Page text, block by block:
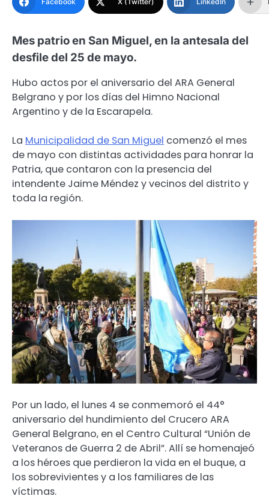
Mes patrio en San Miguel, en la antesala del
desfile del 25 de mayo.
Hubo actos por el aniversario del ARA General
Belgrano y por los días del Himno Nacional
Argentino y de la Escarapela.
La Municipalidad de San Miguel comenzó el mes
de mayo con distintas actividades para honrar la
Patria, que contaron con la presencia del
intendente Jaime Méndez y vecinos del distrito y
toda la región.
Por un lado, el lunes 4 se conmemoró el 44°
aniversario del hundimiento del Crucero ARA
General Belgrano, en el Centro Cultural “Unión de
Veteranos de Guerra 2 de Abril”. Allí se homenajeó
a los héroes que perdieron la vida en el buque, a
los sobrevivientes y a los familiares de las
víctimas.